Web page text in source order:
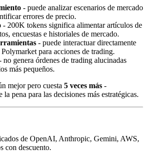
- puede analizar escenarios de mercado
errores de precio.
- 200K tokens significa alimentar artículos de
encuestas e historiales de mercado.
- puede interactuar directamente
para acciones de trading.
no genera órdenes de trading alucinadas
más pequeños.
mejor pero cuesta 5 veces más -
la pena para las decisiones más estratégicas.
de OpenAI, Anthropic, Gemini, AWS,
con descuento.